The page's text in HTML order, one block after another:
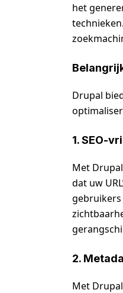
het
Drupal
1. SEO-
Met
dat uw
gebruikers
2.
Met